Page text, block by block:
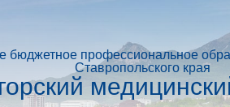
бюджетное профессиональное
Ставропольского края